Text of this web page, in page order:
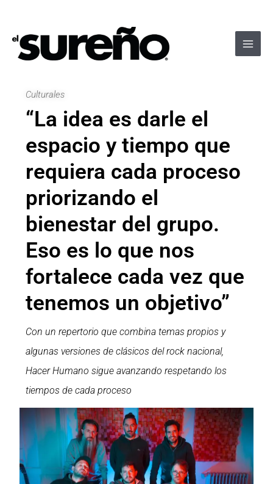
contenido
Culturales
“La idea es darle el
espacio y tiempo que
requiera cada proceso
priorizando el
bienestar del grupo.
Eso es lo que nos
fortalece cada vez que
tenemos un objetivo”
Con un repertorio que combina temas propios y
algunas versiones de clásicos del rock nacional,
Hacer Humano sigue avanzando respetando los
tiempos de cada proceso
entradas